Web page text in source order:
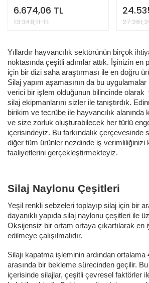
6.674,06 TL
13.348,11 TL
Yıllardır hayvancılık sektörünün birçok
noktasında çeşitli adımlar attık. İşinizin en
için bir dizi saha araştırması ile en doğru
Silaj yapım aşamasının da bu
verici bir işlem olduğunun bilincinde
silaj ekipmanlarını sizler ile tanıştırdık.
birikim ve tecrübe ile hayvancılık alanında
ve size zorluk oluşturabilecek her türlü
içerisindeyiz. Bu farkındalık çerçevesinde
diğer tüm ürünler nezdinde iş verimliliğinizi
faaliyetlerini gerçekleştirmekteyiz.
Silaj Naylonu Çeşitleri
Yeşil renkli sebzeleri toplayıp silaj için bir
dayanıklı yapıda silaj naylonu çeşitleri ile
Oksijensiz bir ortam ortaya çıkartılarak en
edilmeye çalışılmalıdır.
Silajı kapatma işleminin ardından ortalama
arasında bir bekleme sürecinden geçilir.
içerisinde silajlar, çeşitli çevresel faktörler